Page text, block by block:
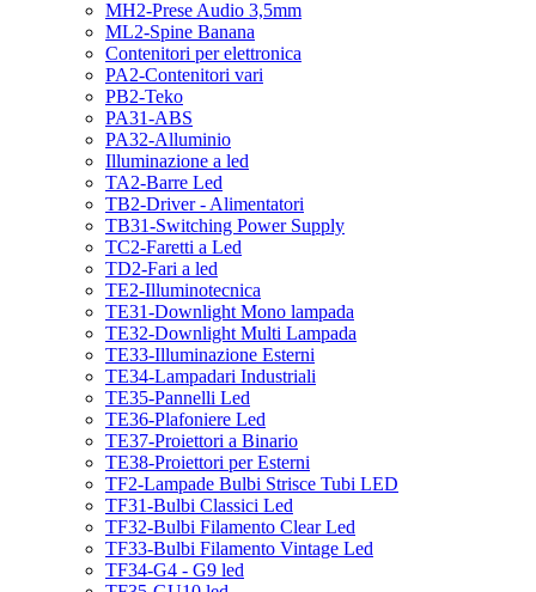
MH2-Prese Audio 3,5mm
ML2-Spine Banana
Contenitori per elettronica
PA2-Contenitori vari
PB2-Teko
PA31-ABS
PA32-Alluminio
Illuminazione a led
TA2-Barre Led
TB2-Driver - Alimentatori
TB31-Switching Power Supply
TC2-Faretti a Led
TD2-Fari a led
TE2-Illuminotecnica
TE31-Downlight Mono lampada
TE32-Downlight Multi Lampada
TE33-Illuminazione Esterni
TE34-Lampadari Industriali
TE35-Pannelli Led
TE36-Plafoniere Led
TE37-Proiettori a Binario
TE38-Proiettori per Esterni
TF2-Lampade Bulbi Strisce Tubi LED
TF31-Bulbi Classici Led
TF32-Bulbi Filamento Clear Led
TF33-Bulbi Filamento Vintage Led
TF34-G4 - G9 led